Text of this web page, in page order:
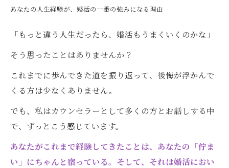
あなたの人生経験が、婚活の一番の強みになる理由
「もっと違う人生だったら、婚活もうまくいくのかな」
そう思ったことはありませんか？
これまでに歩んできた道を振り返って、後悔が浮かんで
くる方は少なくありません。
でも、私はカウンセラーとして多くの方とお話しする中
で、ずっとこう感じています。
あなたがこれまで経験してきたことは、あなたの「佇ま
い」にちゃんと宿っている。そして、それは婚活におい